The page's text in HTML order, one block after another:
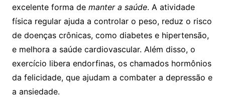
excelente forma de manter a saúde. A atividade
física regular ajuda a controlar o peso, reduz o risco
de doenças crônicas, como diabetes e hipertensão,
e melhora a saúde cardiovascular. Além disso, o
exercício libera endorfinas, os chamados hormônios
da felicidade, que ajudam a combater a depressão e
a ansiedade.